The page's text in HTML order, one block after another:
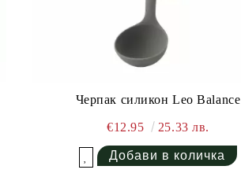
Черпак силикон Leo Balance
€12.95 25.33 лв.